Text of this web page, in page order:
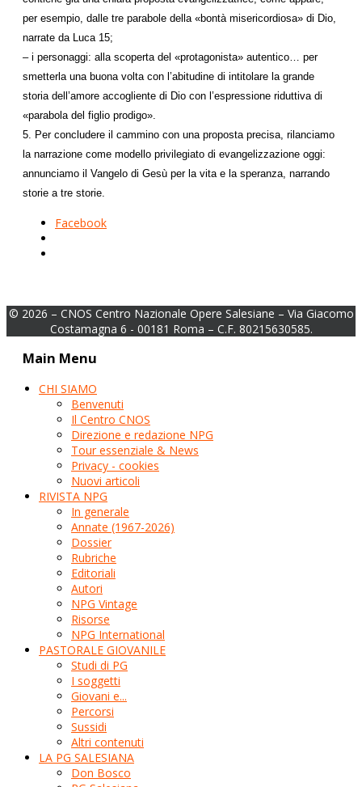
per esempio, dalle tre parabole della «bontà misericordiosa» di Dio,
narrate da Luca 15;
– i personaggi: alla scoperta del «protagonista» autentico… per
smetterla una buona volta con l’abitudine di intitolare la grande
storia dell’amore accogliente di Dio con l’espressione riduttiva di
«parabola del figlio prodigo».
5. Per concludere il cammino con una proposta precisa, rilanciamo
la narrazione come modello privilegiato di evangelizzazione oggi:
annunciamo il Vangelo di Gesù per la vita e la speranza, narrando
storie a tre storie.
Facebook
© 2026 – CNOS Centro Nazionale Opere Salesiane – Via Giacomo
Costamagna 6 - 00181 Roma – C.F. 80215630585.
Main Menu
CHI SIAMO
Benvenuti
Il Centro CNOS
Direzione e redazione NPG
Tour essenziale & News
Privacy - cookies
Nuovi articoli
RIVISTA NPG
In generale
Annate (1967-2026)
Dossier
Rubriche
Editoriali
Autori
NPG Vintage
Risorse
NPG International
PASTORALE GIOVANILE
Studi di PG
I soggetti
Giovani e...
Percorsi
Sussidi
Altri contenuti
LA PG SALESIANA
Don Bosco